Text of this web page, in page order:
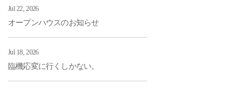
Jul 22, 2026
オープンハウスのお知らせ
Jul 18, 2026
臨機応変に行くしかない。